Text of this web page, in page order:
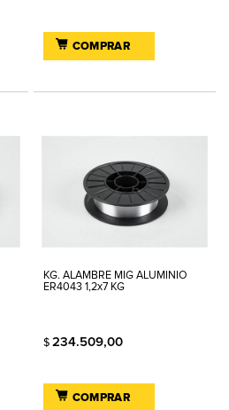
COMPRAR
KG. ALAMBRE MIG ALUMINIO
ER4043 1,2x7 KG
$234.509,00
COMPRAR